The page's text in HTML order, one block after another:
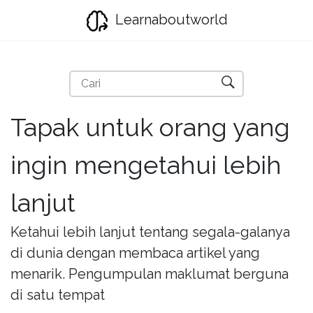
Learnaboutworld
Tapak untuk orang yang
ingin mengetahui lebih
lanjut
Ketahui lebih lanjut tentang segala-galanya
di dunia dengan membaca artikel yang
menarik. Pengumpulan maklumat berguna
di satu tempat